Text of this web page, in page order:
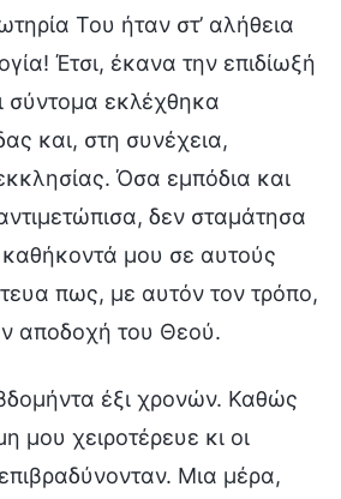
Του ήταν στ’ αλήθεια
Έτσι, έκανα την επιδίωξή
σύντομα εκλέχθηκα
και, στη συνέχεια,
Όσα εμπόδια και
δεν σταμάτησα
μου σε αυτούς
πως, με αυτόν τον τρόπο,
αποδοχή του Θεού.
έξι χρονών. Καθώς
μου χειροτέρευε κι οι
Μια μέρα,